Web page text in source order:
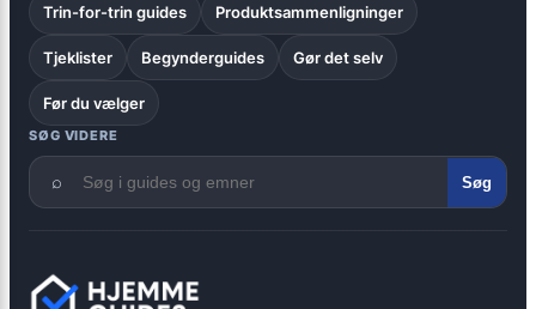
Trin-for-trin guides Produktsammenligninger
Tjeklister Begynderguides Gør det selv
Før du vælger
SØG VIDERE
⌕ Søg